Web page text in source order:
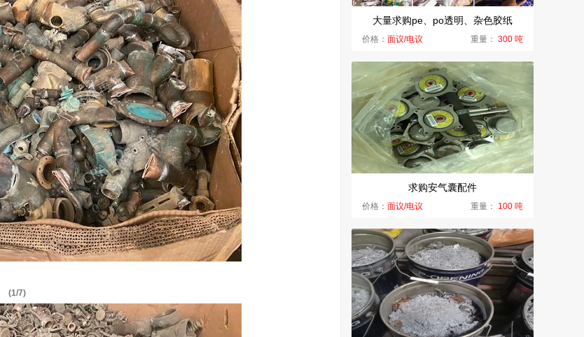
(1/7)
大量求购pe、po透明、杂色胶纸
价格： 面议/电议 重量： 300 吨
求购安气囊配件
价格： 面议/电议 重量： 100 吨